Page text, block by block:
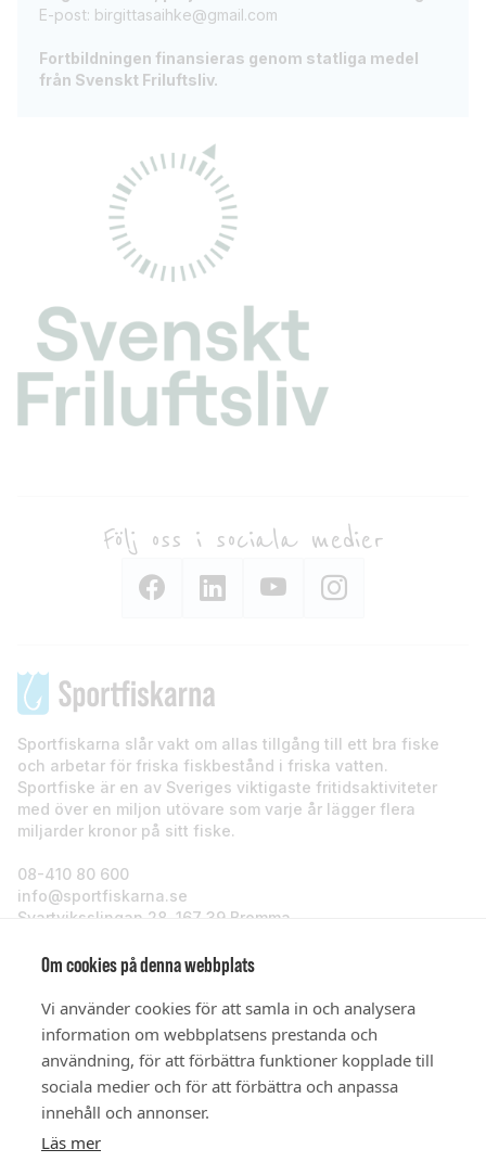
Om cookies på denna webbplats
Vi använder cookies för att samla in och analysera
information om webbplatsens prestanda och
användning, för att förbättra funktioner kopplade till
sociala medier och för att förbättra och anpassa
innehåll och annonser.
Läs mer
E-post: birgittasaihke@gmail.com
Fortbildningen finansieras genom statliga medel
från Svenskt Friluftsliv.
Följ oss i sociala medier
Sportfiskarna slår vakt om allas tillgång till ett bra fiske
och arbetar för friska fiskbestånd i friska vatten.
Sportfiske är en av Sveriges viktigaste fritidsaktiviteter
med över en miljon utövare som varje år lägger flera
miljarder kronor på sitt fiske.
08-410 80 600
info@sportfiskarna.se
Svartviksslingan 28, 167 39 Bromma
Sportfiskarna
Om oss
Stöd oss